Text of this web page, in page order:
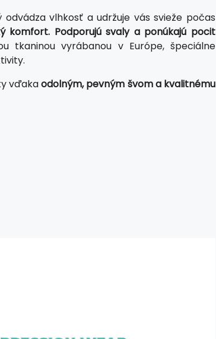
vlhkosť a udržuje vás svieže počas
komfort. Podporujú svaly a ponúkajú pocit
tkaninou vyrábanou v Európe, špeciálne
vďakaodolným, pevným švom a kvalitnému